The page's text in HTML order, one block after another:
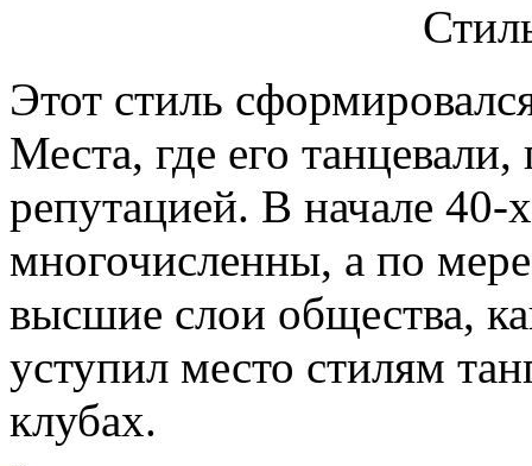
Этот стиль
Места, где его
репутацией. В начале 40-
многочисленны, а по мере
высшие слои общества,
уступил место стилям
клубах.